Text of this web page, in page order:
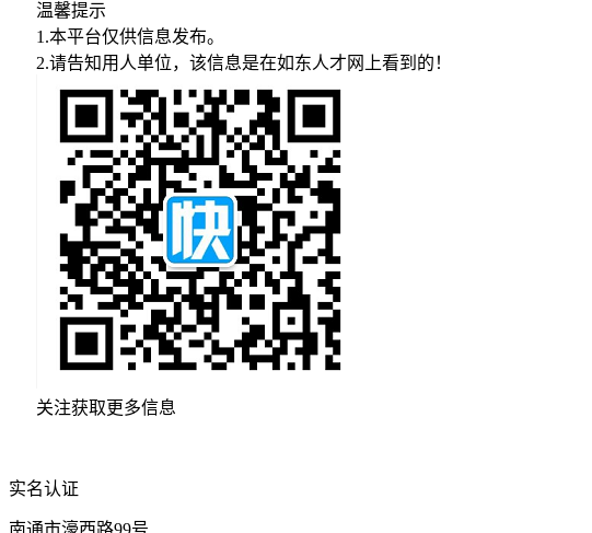
温馨提示
1.本平台仅供信息发布。
2.请告知用人单位，该信息是在如东人才网上看到的！
关注获取更多信息
实名认证
南通市濠西路99号